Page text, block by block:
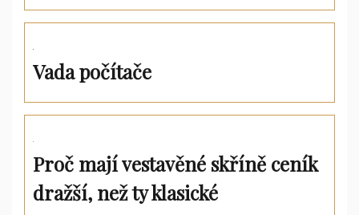
Vada počítače
Proč mají vestavěné skříně ceník
dražší, než ty klasické